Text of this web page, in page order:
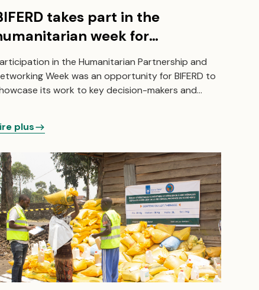
takes part in the
week for
and networking in
in the Humanitarian Partnership and
Week was an opportunity for BIFERD to
its work to key decision-makers and
plus